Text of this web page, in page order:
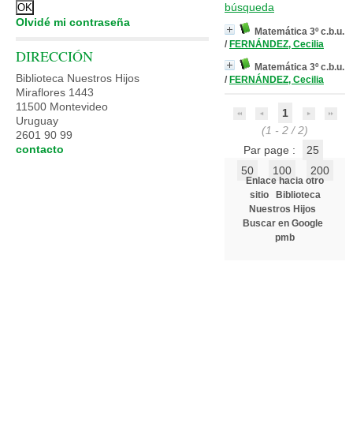
búsqueda
Matemática 3º c.b.u.
/ FERNÁNDEZ, Cecilia
Matemática 3º c.b.u.
/ FERNÁNDEZ, Cecilia
1
(1 - 2 / 2)
Par page :
25
50
100 200
Enlace hacia otro
sitio
Biblioteca
Nuestros Hijos
Buscar en Google
pmb
Olvidé mi contraseña
DIRECCIÓN
Biblioteca Nuestros Hijos
Miraflores 1443
11500 Montevideo
Uruguay
2601 90 99
contacto